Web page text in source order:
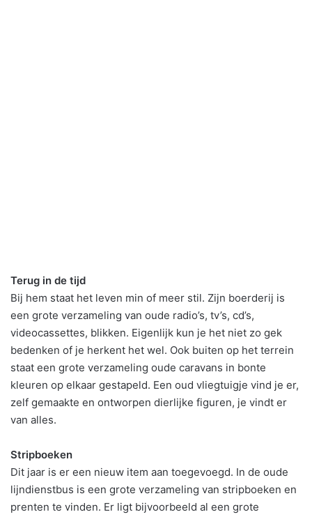
Terug in de tijd
Bij hem staat het leven min of meer stil. Zijn boerderij is
een grote verzameling van oude radio’s, tv’s, cd’s,
videocassettes, blikken. Eigenlijk kun je het niet zo gek
bedenken of je herkent het wel. Ook buiten op het terrein
staat een grote verzameling oude caravans in bonte
kleuren op elkaar gestapeld. Een oud vliegtuigje vind je er,
zelf gemaakte en ontworpen dierlijke figuren, je vindt er
van alles.
Stripboeken
Dit jaar is er een nieuw item aan toegevoegd. In de oude
lijndienstbus is een grote verzameling van stripboeken en
prenten te vinden. Er ligt bijvoorbeeld al een grote